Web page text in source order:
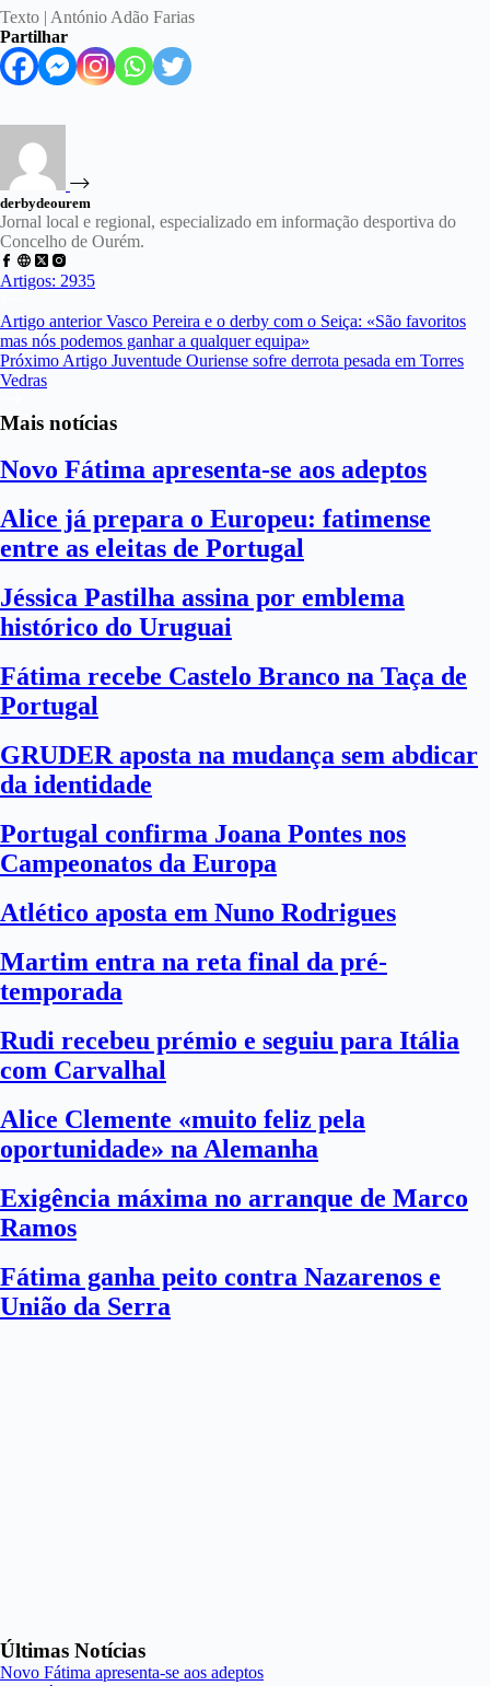
Texto | António Adão Farias
Partilhar
derbydeourem
Jornal local e regional, especializado em informação desportiva do
Concelho de Ourém.
Artigos: 2935
Artigo anteriorVasco Pereira e o derby com o Seiça: «São favoritos
mas nós podemos ganhar a qualquer equipa»
Próximo Artigo Juventude Ouriense sofre derrota pesada em Torres
Vedras
Mais notícias
Novo Fátima apresenta-se aos adeptos
Alice já prepara o Europeu: fatimense
entre as eleitas de Portugal
Jéssica Pastilha assina por emblema
histórico do Uruguai
Fátima recebe Castelo Branco na Taça de
Portugal
GRUDER aposta na mudança sem abdicar
da identidade
Portugal confirma Joana Pontes nos
Campeonatos da Europa
Atlético aposta em Nuno Rodrigues
Martim entra na reta final da pré-
temporada
Rudi recebeu prémio e seguiu para Itália
com Carvalhal
Alice Clemente «muito feliz pela
oportunidade» na Alemanha
Exigência máxima no arranque de Marco
Ramos
Fátima ganha peito contra Nazarenos e
União da Serra
Últimas Notícias
Novo Fátima apresenta-se aos adeptos